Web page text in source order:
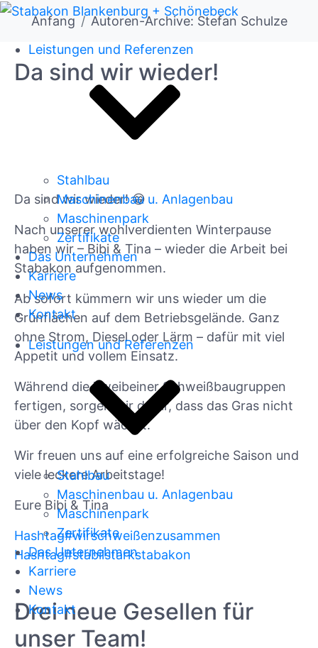
Leistungen und Referenzen
Stahlbau
Maschinenbau u. Anlagenbau
Maschinenpark
Zertifikate
Das Unternehmen
Karriere
News
Kontakt
Leistungen und Referenzen
Stahlbau
Maschinenbau u. Anlagenbau
Maschinenpark
Zertifikate
Das Unternehmen
Karriere
News
Kontakt
Anfang Autoren-Archive: Stefan Schulze
Da sind wir wieder!
Da sind wir wieder! 😁
Nach unserer wohlverdienten Winterpause
haben wir – Bibi & Tina – wieder die Arbeit bei
Stabakon aufgenommen.
Ab sofort kümmern wir uns wieder um die
Grünflächen auf dem Betriebsgelände. Ganz
ohne Strom, Diesel oder Lärm – dafür mit viel
Appetit und vollem Einsatz.
Während die Zweibeiner Schweißbaugruppen
fertigen, sorgen wir dafür, dass das Gras nicht
über den Kopf wächst.
Wir freuen uns auf eine erfolgreiche Saison und
viele leckere Arbeitstage!
Eure Bibi & Tina
Hashtag#wirschweißenzusammen
Hashtag#stabilstarkstabakon
Drei neue Gesellen für
unser Team!